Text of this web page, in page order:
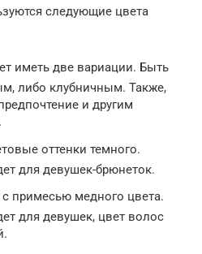
следующие цвета
иметь две вариации. Быть
либо клубничным. Также,
и другим
оттенки темного.
для девушек-брюнеток.
примесью медного цвета.
для девушек, цвет волос